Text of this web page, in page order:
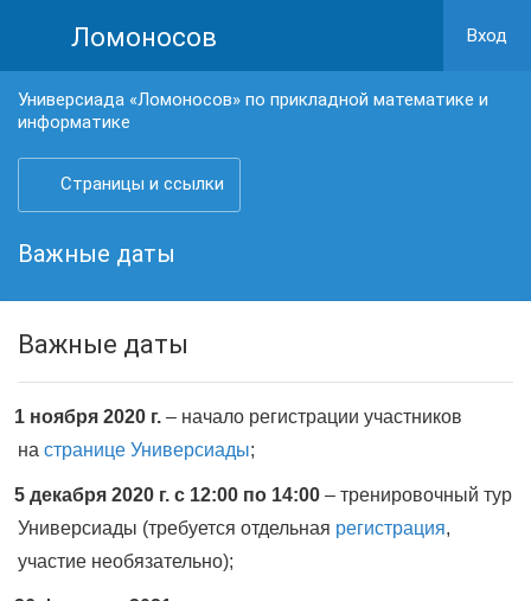
Ломоносов Вход
Универсиада «Ломоносов» по прикладной математике и
информатике
Страницы и ссылки
Важные даты
Важные даты
1 ноября 2020 г. – начало регистрации участников
на странице Универсиады;
5 декабря 2020 г. с 12:00 по 14:00 – тренировочный тур
Универсиады (требуется отдельная регистрация,
участие необязательно);